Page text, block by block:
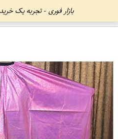
بازار فوری - تجربه یک